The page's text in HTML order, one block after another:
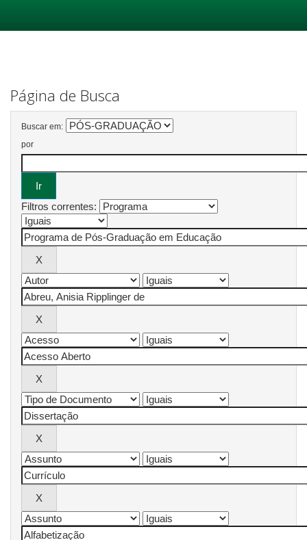
Página de Busca
Buscar em:
por
Filtros correntes: